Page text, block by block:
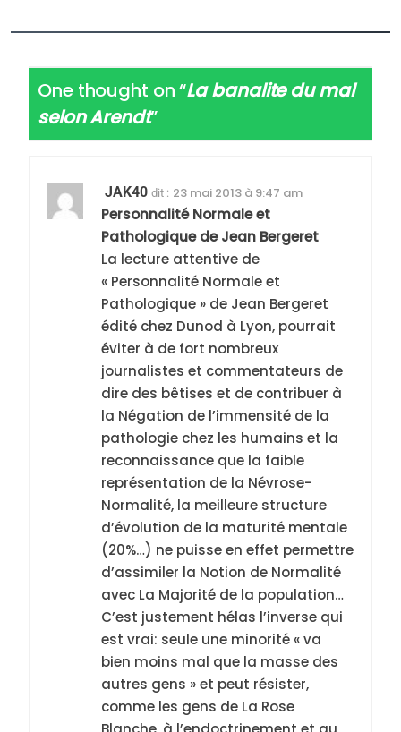
One thought on “La banalite du mal
selon Arendt”
JAK40 dit : 23 mai 2013 à 9:47 am
Personnalité Normale et
Pathologique de Jean Bergeret
La lecture attentive de
« Personnalité Normale et
Pathologique » de Jean Bergeret
édité chez Dunod à Lyon, pourrait
éviter à de fort nombreux
journalistes et commentateurs de
dire des bêtises et de contribuer à
la Négation de l’immensité de la
pathologie chez les humains et la
reconnaissance que la faible
représentation de la Névrose-
Normalité, la meilleure structure
d’évolution de la maturité mentale
(20%…) ne puisse en effet permettre
d’assimiler la Notion de Normalité
avec La Majorité de la population…
C’est justement hélas l’inverse qui
est vrai: seule une minorité « va
bien moins mal que la masse des
autres gens » et peut résister,
comme les gens de La Rose
2025, l’année la plus
meurtrière selon le
rapport d’ADL contre
FRANCE ISRAÉL